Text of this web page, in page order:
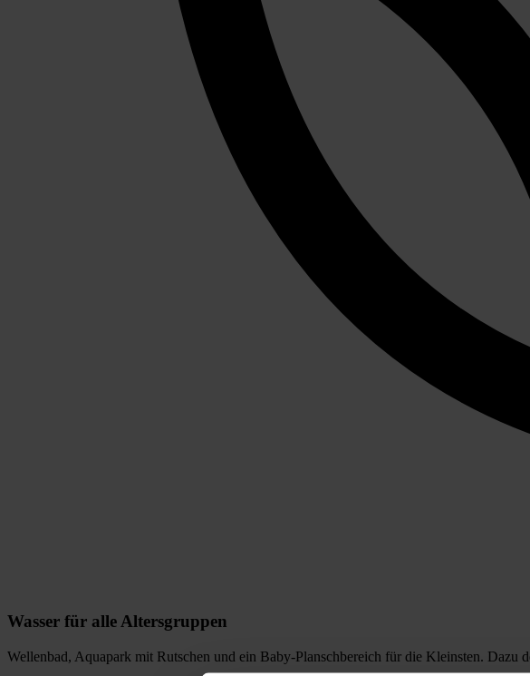
Wasser für alle Altersgruppen
Wellenbad, Aquapark mit Rutschen und ein Baby-Planschbereich für die Kleinsten. Dazu